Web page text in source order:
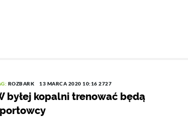
ROZBARK 13 MARCA 2020 10:16 2727
byłej kopalni trenować będą